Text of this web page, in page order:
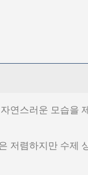
연스러운 모습을
저렴하지만 수제